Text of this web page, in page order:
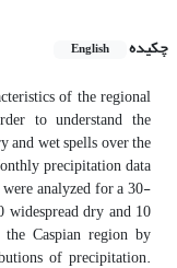
چکیده
English
of the regional
to understand the
and wet spells over the
precipitation data
analyzed for a 30-
dry and 10
Caspian region by
of precipitation.